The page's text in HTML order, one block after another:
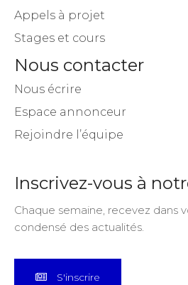
Appels à projet
Stages et cours
Nous contacter
Nous écrire
Espace annonceur
Rejoindre l’équipe
Inscrivez-vous à
Chaque semaine, recevez dans
condensé des actualités.
S'inscrire